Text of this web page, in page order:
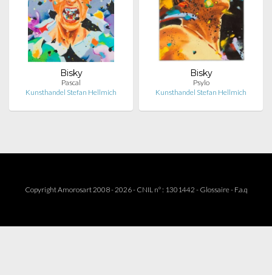
Bisky
Pascal
Kunsthandel Stefan Hellmich
Bisky
Psylo
Kunsthandel Stefan Hellmich
Copyright Amorosart 2008 - 2026 - CNIL n° : 1301442 - Glossaire- F.a.q